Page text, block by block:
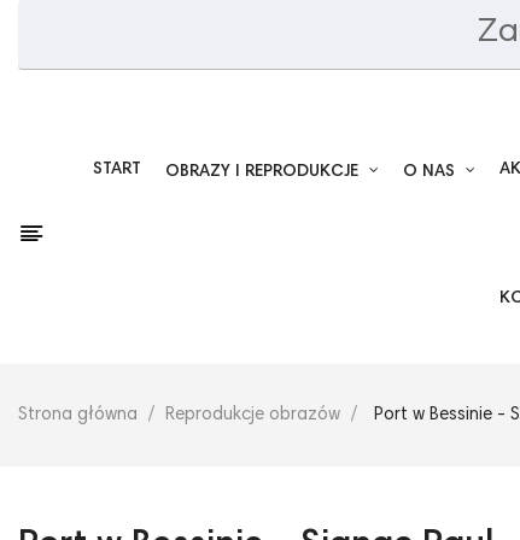
START OBRAZY I REPRODUKCJE O NAS
Strona główna Reprodukcje obrazów Port w Bessinie -